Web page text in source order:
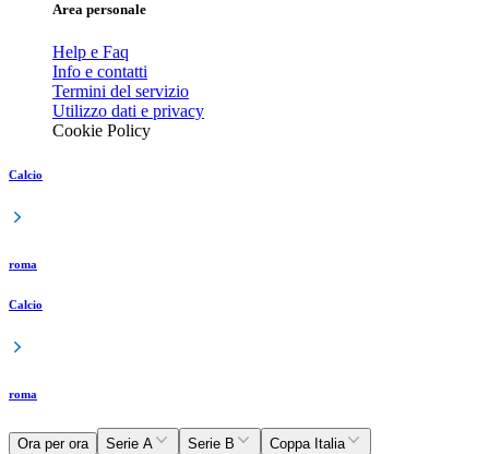
Area personale
Help e Faq
Info e contatti
Termini del servizio
Utilizzo dati e privacy
Cookie Policy
Calcio
roma
Calcio
roma
Ora per ora Serie A Serie B
Coppa Italia